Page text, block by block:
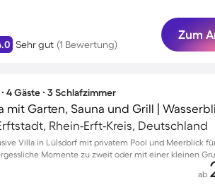
Sehr gut (1 Bewertung)
Zum
4 Gäste ∙ 3 Schlafzimmer
mit Garten, Sauna und Grill |
Rhein-Erft-Kreis, Deutschland
Villa in Lülsdorf mit privatem Pool und Meerblick
Momente zu zweit oder mit einer kleinen
ab